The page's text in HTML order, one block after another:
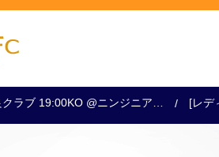
クセス クラブ・会社情報
ラブ 19:00KO @ニンジニア… [レデ